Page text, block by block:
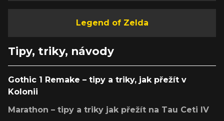
Legend of Zelda
Tipy, triky, návody
Gothic 1 Remake – tipy a triky, jak přežít v
Kolonii
Marathon – tipy a triky jak přežít na Tau Ceti IV